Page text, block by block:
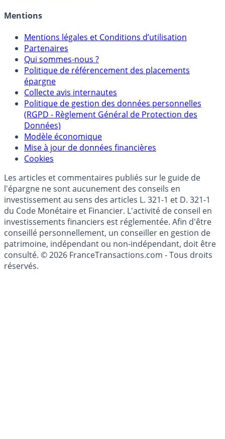
Mentions
Mentions légales et Conditions d’utilisation
Partenaires
Qui sommes-nous ?
Politique de référencement des placements
épargne
Collecte avis internautes
Politique de gestion des données personnelles
(RGPD - Règlement Général de Protection des
Données)
Modèle économique
Mise à jour de données financières
Cookies
Les articles et commentaires publiés sur le guide de
l'épargne ne sont aucunement des conseils en
investissement au sens des articles L. 321-1 et D. 321-1
du Code Monétaire et Financier. L'activité de conseil en
investissements financiers est réglementée. Afin d'être
conseillé personnellement, un conseiller en gestion de
patrimoine, indépendant ou non-indépendant, doit être
consulté. © 2026 FranceTransactions.com - Tous droits
réservés.